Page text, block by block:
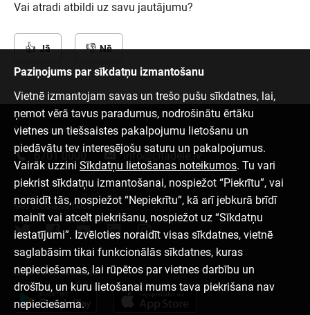
Vai atradi atbildi uz savu jautājumu?
Jā Nē
Paziņojums par sīkdatņu izmantošanu
Vietnē izmantojam savas un trešo pušu sīkdatnes, lai,
ņemot vērā tavus paradumus, nodrošinātu ērtāku
vietnes un tiešsaistes pakalpojumu lietošanu un
piedāvātu tev interesējošu saturu un pakalpojumus.
Vairāk uzzini Sīkdatņu lietošanas noteikumos. Tu vari
piekrist sīkdatņu izmantošanai, nospiežot “Piekrītu”, vai
noraidīt tās, nospiežot “Nepiekrītu”, kā arī jebkurā brīdī
mainīt vai atcelt piekrišanu, nospiežot uz “Sīkdatņu
iestatījumi”. Izvēloties noraidīt visas sīkdatnes, vietnē
saglabāsim tikai funkcionālās sīkdatnes, kuras
nepieciešamas, lai rūpētos par vietnes darbību un
drošību, un kuru lietošanai mums tava piekrišana nav
nepieciešama.
Sazinies ar mums
6701 0000 info@citadele.lv
Mēs sociālajos tīklos
Lejupielādēt aplikāciju